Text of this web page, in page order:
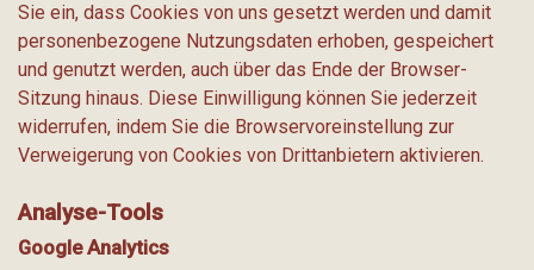
Sie ein, dass Cookies von uns gesetzt werden und damit
personenbezogene Nutzungsdaten erhoben, gespeichert
und genutzt werden, auch über das Ende der Browser-
Sitzung hinaus. Diese Einwilligung können Sie jederzeit
widerrufen, indem Sie die Browservoreinstellung zur
Verweigerung von Cookies von Drittanbietern aktivieren.
Analyse-Tools
Google Analytics